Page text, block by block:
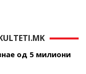
од 5 милиони